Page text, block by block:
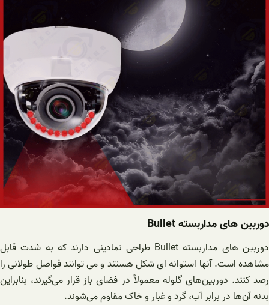
دوربین های مداربسته Bullet
دوربین های مداربسته Bullet طراحی نمادینی دارند که به شدت قابل
مشاهده است. آنها استوانه ای شکل هستند و می توانند فواصل طولانی را
رصد کنند. دوربین‌های گلوله معمولاً در فضای باز قرار می‌گیرند، بنابراین
بدنه آن‌ها در برابر آب، گرد و غبار و خاک مقاوم می‌شوند.